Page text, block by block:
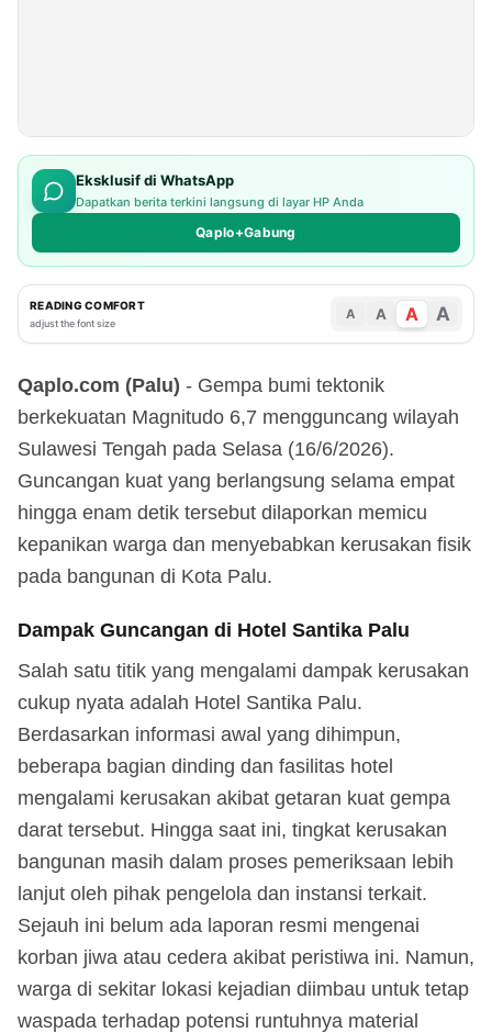
Eksklusif di WhatsApp
Dapatkan berita terkini langsung di layar HP Anda
Qaplo+Gabung
READING COMFORT
adjust the font size
A A A A
Qaplo.com (Palu) - Gempa bumi tektonik
berkekuatan Magnitudo 6,7 mengguncang wilayah
Sulawesi Tengah pada Selasa (16/6/2026).
Guncangan kuat yang berlangsung selama empat
hingga enam detik tersebut dilaporkan memicu
kepanikan warga dan menyebabkan kerusakan fisik
pada bangunan di Kota Palu.
Dampak Guncangan di Hotel Santika Palu
Salah satu titik yang mengalami dampak kerusakan
cukup nyata adalah Hotel Santika Palu.
Berdasarkan informasi awal yang dihimpun,
beberapa bagian dinding dan fasilitas hotel
mengalami kerusakan akibat getaran kuat gempa
darat tersebut. Hingga saat ini, tingkat kerusakan
bangunan masih dalam proses pemeriksaan lebih
lanjut oleh pihak pengelola dan instansi terkait.
Sejauh ini belum ada laporan resmi mengenai
korban jiwa atau cedera akibat peristiwa ini. Namun,
warga di sekitar lokasi kejadian diimbau untuk tetap
waspada terhadap potensi runtuhnya material